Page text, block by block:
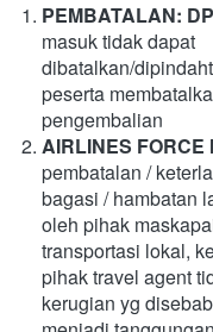
PEMBATALAN:
masuk tidak dapat
dibatalkan/
peserta
pengembalian
AIRLINES FORCE
pembatalan /
bagasi / hambatan
oleh pihak
transportasi lokal,
pihak travel agent
kerugian yg